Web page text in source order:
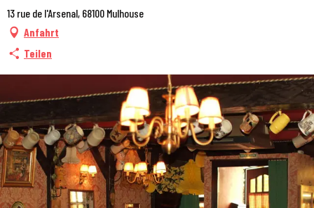
13 rue de l'Arsenal, 68100 Mulhouse
Anfahrt
Teilen